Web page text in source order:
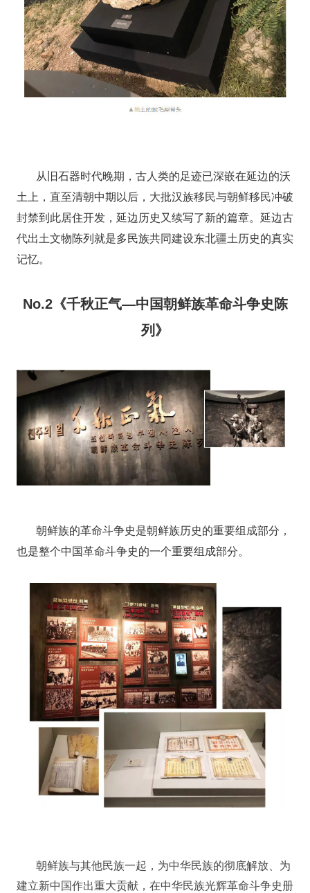
从旧石器时代晚期，古人类的足迹已深嵌在延边的沃
土上，直至清朝中期以后，大批汉族移民与朝鲜移民冲破
封禁到此居住开发，延边历史又续写了新的篇章。延边古
代出土文物陈列就是多民族共同建设东北疆土历史的真实
记忆。
No.2《千秋正气—中国朝鲜族革命斗争史陈
列》
朝鲜族的革命斗争史是朝鲜族历史的重要组成部分，
也是整个中国革命斗争史的一个重要组成部分。
朝鲜族与其他民族一起，为中华民族的彻底解放、为
建立新中国作出重大贡献，在中华民族光辉革命斗争史册